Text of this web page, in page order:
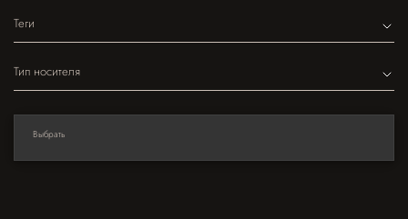
Теги
Тип носителя
Выбрать